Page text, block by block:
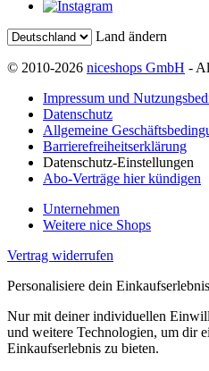
Land ändern
© 2010-2026 niceshops GmbH -
Impressum und
Datenschutz
Allgemeine
Barrierefreiheitserklärung
Datenschutz-Einstellungen
Abo-Verträge hier kündigen
Unternehmen
Weitere nice Shops
Vertrag widerrufen
Personalisiere dein Einkaufserlebnis
Nur mit deiner individuellen
und weitere Technologien, um dir
Einkaufserlebnis zu bieten.